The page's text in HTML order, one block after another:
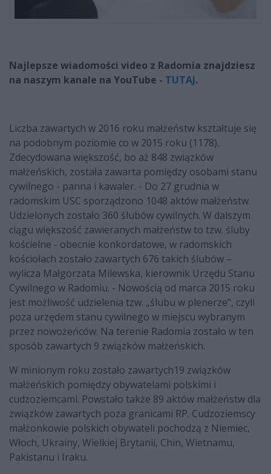
Najlepsze wiadomości video z Radomia znajdziesz
na naszym kanale na YouTube - TUTAJ.
Liczba zawartych w 2016 roku małżeństw kształtuje się
na podobnym poziomie co w 2015 roku (1178).
Zdecydowana większość, bo aż 848 związków
małżeńskich, została zawarta pomiędzy osobami stanu
cywilnego - panna i kawaler. - Do 27 grudnia w
radomskim USC sporządzono 1048 aktów małżeństw.
Udzielonych zostało 360 ślubów cywilnych. W dalszym
ciągu większość zawieranych małżeństw to tzw. śluby
kościelne - obecnie konkordatowe, w radomskich
kościołach zostało zawartych 676 takich ślubów –
wylicza Małgorzata Milewska, kierownik Urzędu Stanu
Cywilnego w Radomiu. - Nowością od marca 2015 roku
jest możliwość udzielenia tzw. „ślubu w plenerze”, czyli
poza urzędem stanu cywilnego w miejscu wybranym
przez nowożeńców. Na terenie Radomia zostało w ten
sposób zawartych 9 związków małżeńskich.
W minionym roku zostało zawartych19 związków
małżeńskich pomiędzy obywatelami polskimi i
cudzoziemcami. Powstało także 89 aktów małżeństw dla
związków zawartych poza granicami RP. Cudzoziemscy
małżonkowie polskich obywateli pochodzą z Niemiec,
Włoch, Ukrainy, Wielkiej Brytanii, Chin, Wietnamu,
Pakistanu i Iraku.